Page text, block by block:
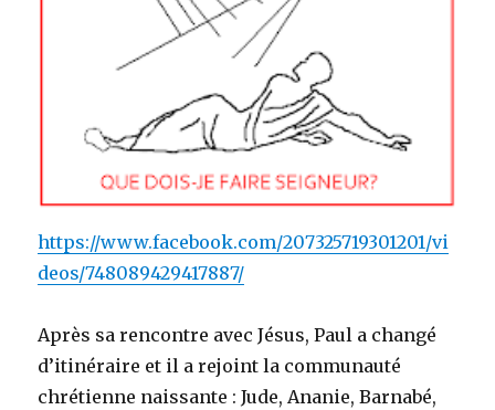
https://www.facebook.com/207325719301201/vi
deos/748089429417887/
Après sa rencontre avec Jésus, Paul a changé
d’itinéraire et il a rejoint la communauté
chrétienne naissante : Jude, Ananie, Barnabé,